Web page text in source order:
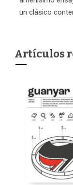
un clásico
Artículos